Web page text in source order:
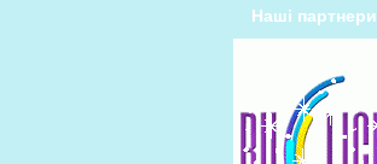
Наші партнери